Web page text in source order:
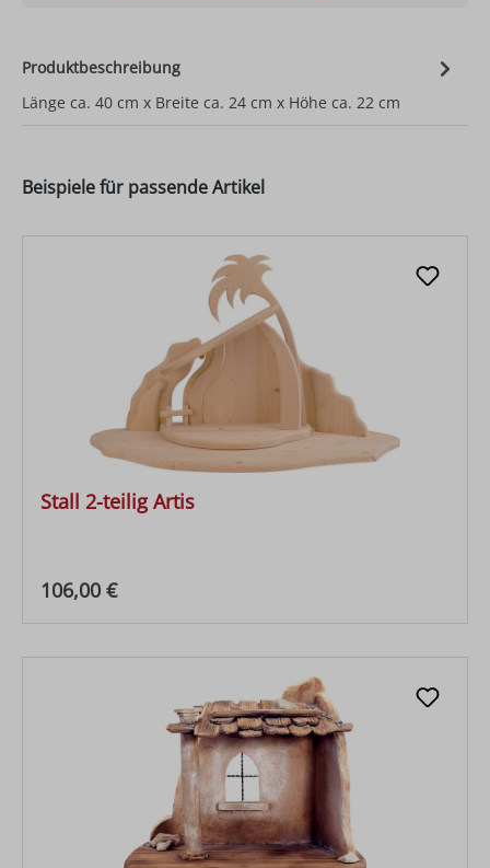
Produktbeschreibung
Länge ca. 40 cm x Breite ca. 24 cm x Höhe ca. 22 cm
Beispiele für passende Artikel
Stall 2-teilig Artis
Regulärer Preis:
106,00 €